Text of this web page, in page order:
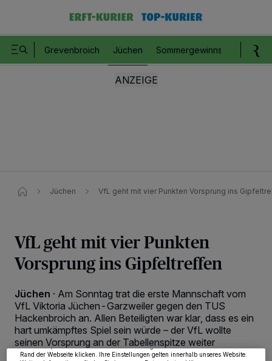
Grevenbroich Jüchen Sommergewinnspiel
Jüchen VfL geht mit vier Punkten Vorsprung ins
VfL geht mit vier Punkten
Vorsprung ins Gipfeltreffen
Jüchen · Am Sonntag trat die erste Mannschaft vom
VfL Viktoria Jüchen-Garzweiler gegen den TUS
Hackenbroich an. Allen Beteiligten war klar, dass es ein
hart umkämpftes Spiel sein würde – der VfL wollte
seinen Vorsprung an der Tabellenspitze weiter
ausbauen – TuS brauchte ebenfalls jeden Punkt, um
wie Browserdaten oder eindeutige Kennungen auf Ihrem Gerät zu. Durch Auswahl
von OK aktivieren Sie Tracking-Technologien für die unter „Wir und unsere
Partner verarbeiten Daten, um Ihnen Dienste bereitzustellen“ aufgeführten
Zwecke. Wenn Tracker deaktiviert sind, sind manche Inhalte und Anzeigen
möglicherweise nicht mehr so relevant für Sie. Sie können dieses Menü jederzeit
wieder aufrufen, um Ihre Einstellungen zu ändern oder Ihre Einwilligung zu
widerrufen, indem Sie auf den Link Einstellungen oder Ablehnen am unteren
Rand der Webseite klicken. Ihre Einstellungen gelten innerhalb unseres Website.